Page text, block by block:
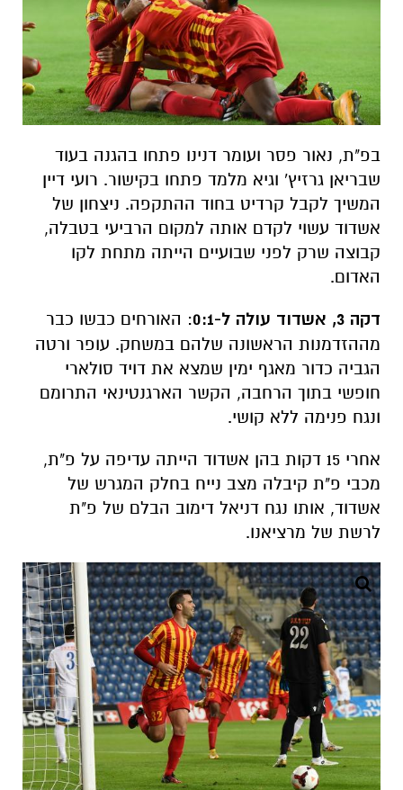
בפ"ת, נאור פסר ועומר דנינו פתחו בהגנה בעוד
שבריאן גרזיץ' וגיא מלמד פתחו בקישור. רועי דיין
המשיך לקבל קרדיט בחוד ההתקפה. ניצחון של
אשדוד עשוי לקדם אותה למקום הרביעי בטבלה,
קבוצה שרק לפני שבועיים הייתה מתחת לקו
האדום.
דקה 3, אשדוד עולה ל-0:1
: האורחים כבשו כבר
מההזדמנות הראשונה שלהם במשחק. עופר ורטה
הגביה כדור מאגף ימין שמצא את דויד סולארי
חופשי בתוך הרחבה, הקשר הארגנטינאי התרומם
ונגח פנימה ללא קושי.
אחרי 15 דקות בהן אשדוד הייתה עדיפה על פ"ת,
מכבי פ"ת קיבלה מצב נייח בחלק המגרש של
אשדוד, אותו נגח דניאל דימוב הבלם של פ"ת
לרשת של מרציאנו.